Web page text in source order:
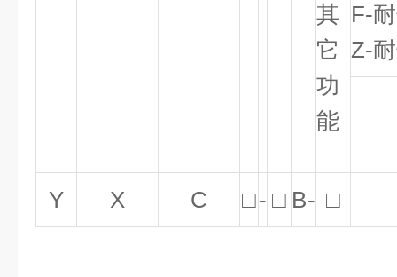
其
它
功
能
F-
Z-
Y X C □- □ B- □